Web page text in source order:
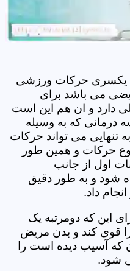
یکسری حرکات ورزشی
می باشد برای
دارد و ان هم این است
درمانی که به وسیله
تنهایی می تواند حرکات
نوع حرکات و همین طور
اول از جانب
شود و به طور دقیق
داد.
این که دومرتبه یک
کند و بدن مریض
که آسیب دیده است را
شود.